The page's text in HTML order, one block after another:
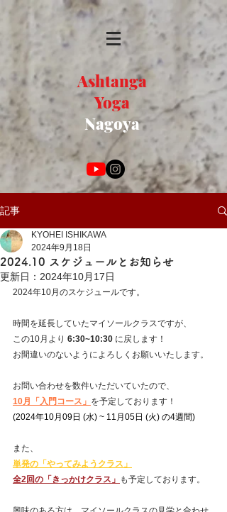
Ashtanga
Yoga
Nagoya
記事
2024.10 スケジュールとお知らせ
KYOHEI ISHIKAWA
2024年9月18日
更新日： 2024年10月17日
2024年10月のスケジュールです。
時間を延長していたマイソールクラスですが、
この10月より 6:30~10:30 に戻します！
お間違いのないようによろしくお願いいたします。
お問い合わせを数件いただいていたので、
10月「入門コース」 を予定しております！
(2024年10月09日 (水) ~ 11月05日 (火) の4週間)
また、
単発の「やってみようクラス」
全2回の「きっかけクラス」 も予定しております。